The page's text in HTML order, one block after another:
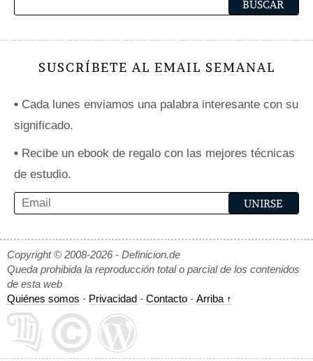
SUSCRÍBETE AL EMAIL SEMANAL
• Cada lunes enviamos una palabra interesante con su
significado.
• Recibe un ebook de regalo con las mejores técnicas
de estudio.
Copyright © 2008-2026 - Definicion.de
Queda prohibida la reproducción total o parcial de los contenidos
de esta web
Quiénes somos - Privacidad - Contacto - Arriba ↑